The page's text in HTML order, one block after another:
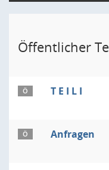
Öffentlicher
Ö T E I L I
Ö Anfragen